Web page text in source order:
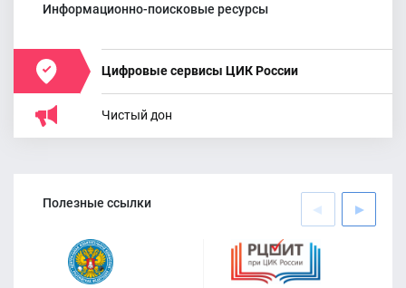
Информационно-поисковые ресурсы
Цифровые сервисы ЦИК России
Чистый дон
Полезные ссылки